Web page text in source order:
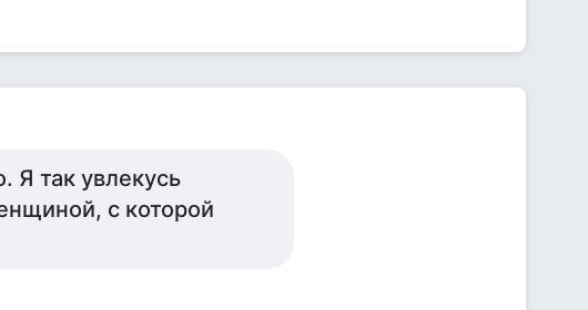
Я так увлекусь
с которой